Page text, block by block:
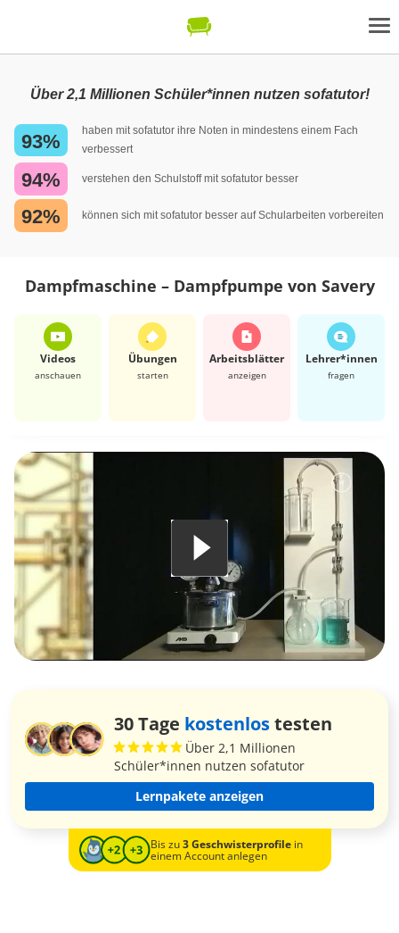
Über 2,1 Millionen Schüler*innen nutzen sofatutor!
93%
haben mit sofatutor ihre Noten in mindestens einem Fach
verbessert
94% verstehen den Schulstoff mit sofatutor besser
92% können sich mit sofatutor besser auf Schularbeiten vorbereiten
Dampfmaschine – Dampfpumpe von Savery
Videos
anschauen
Übungen
starten
Arbeits­blätter
anzeigen
Lehrer*​innen
fragen
30 Tage kostenlostesten
Über 2,1 Millionen
Schüler*innen nutzen sofatutor
Lernpakete anzeigen
Bis zu3 Geschwisterprofilein
einem Account anlegen